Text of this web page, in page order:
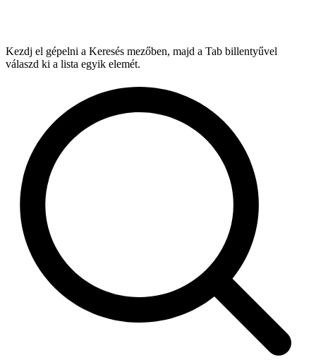
Kezdj el gépelni a Keresés mezőben, majd a Tab billentyűvel
válaszd ki a lista egyik elemét.